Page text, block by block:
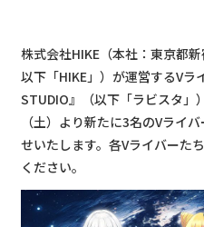
株式会社HIKE（本社：東京都
以下「HIKE」）が運営するVラ
STUDIO』（以下「ラビスタ」
（土）より新たに3名のVライ
せいたします。各Vライバーた
ください。